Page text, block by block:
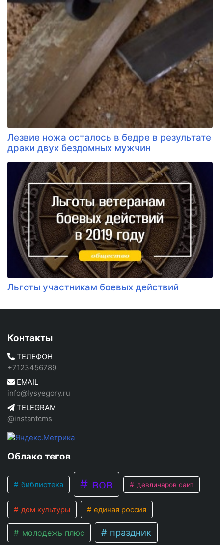
Лезвие ножа осталось в бедре в результате
драки двух бездомных мужчин
Льготы участникам боевых действий
Контакты
ТЕЛЕФОН
+7123456789
EMAIL
info@lysyegory.ru
TELEGRAM
@instantcms
Облако тегов
библиотека вов девличаров саит
дом культуры единая россия
молодежь плюс праздник